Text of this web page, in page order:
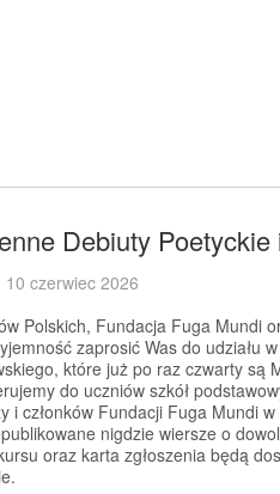
Debiuty
10 czerwiec 2026
Polskich, Fundacja Fuga Mundi
zaprosić Was do udziału
które już po raz czwarty są
do uczniów szkół
i członków Fundacji Fuga Mundi
nigdzie wiersze o
oraz karta zgłoszenia będą